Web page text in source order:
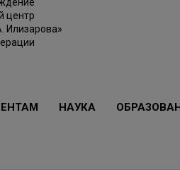
центр
Илизарова»
НАУКА